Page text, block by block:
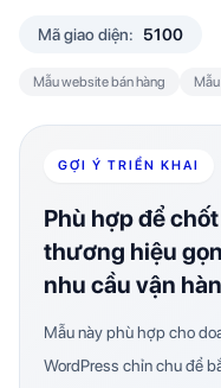
Mã giao diện: 5100
Mẫu website bán hàng
GỢI Ý TRIỂN KHAI
Phù hợp để
thương hiệu
nhu cầu vận
Mẫu này phù hợp cho
WordPress chỉn chu để